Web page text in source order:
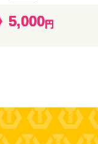
5,000円